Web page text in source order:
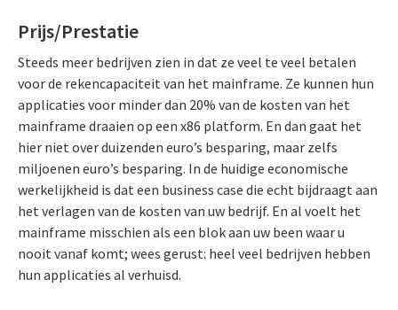
Prijs/Prestatie
Steeds meer bedrijven zien in dat ze veel te veel betalen
voor de rekencapaciteit van het mainframe. Ze kunnen hun
applicaties voor minder dan 20% van de kosten van het
mainframe draaien op een x86 platform. En dan gaat het
hier niet over duizenden euro’s besparing, maar zelfs
miljoenen euro’s besparing. In de huidige economische
werkelijkheid is dat een business case die echt bijdraagt aan
het verlagen van de kosten van uw bedrijf. En al voelt het
mainframe misschien als een blok aan uw been waar u
nooit vanaf komt; wees gerust: heel veel bedrijven hebben
hun applicaties al verhuisd.